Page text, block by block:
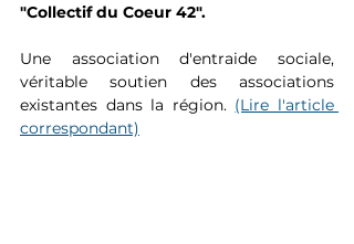
"Collectif du Coeur 42".
Une association d'entraide sociale,
véritable soutien des associations
existantes dans la région. (Lire l'article
correspondant)